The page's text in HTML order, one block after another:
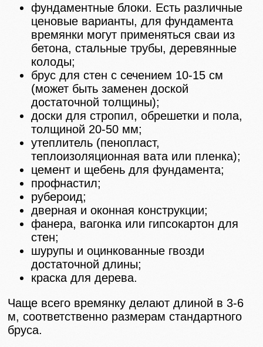
фундаментные блоки. Есть различные
ценовые варианты, для фундамента
времянки могут применяться сваи из
бетона, стальные трубы, деревянные
колоды;
брус для стен с сечением 10-15 см
(может быть заменен доской
достаточной толщины);
доски для стропил, обрешетки и пола,
толщиной 20-50 мм;
утеплитель (пенопласт,
теплоизоляционная вата или пленка);
цемент и щебень для фундамента;
профнастил;
рубероид;
дверная и оконная конструкции;
фанера, вагонка или гипсокартон для
стен;
шурупы и оцинкованные гвозди
достаточной длины;
краска для дерева.
Чаще всего времянку делают длиной в 3-6
м, соответственно размерам стандартного
бруса.